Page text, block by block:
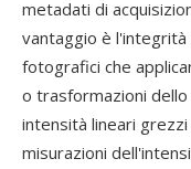
metadati di
vantaggio è
fotografici che
o trasformazioni
intensità lineari
misurazioni